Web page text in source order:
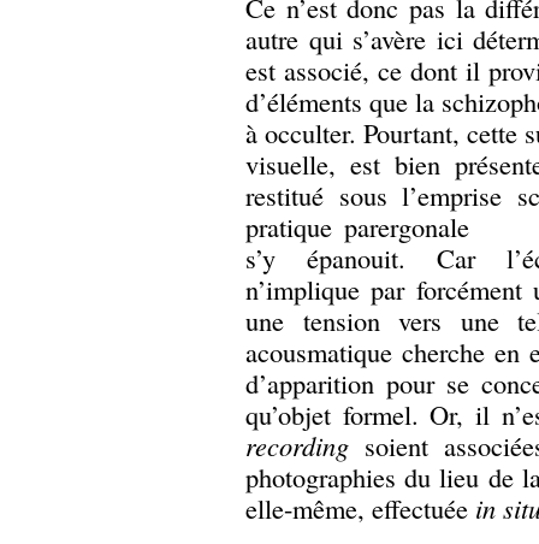
Ce n’est donc pas la
autre qui s’avère ici
est associé, ce dont il
d’éléments que la
à occulter. Pourtant, cette
visuelle, est bien
restitué sous l’emprise
pratique parergonale
s’y épanouit. Car
n’implique par forcément
une tension vers une
acousmatique cherche
d’apparition pour se
qu’objet formel. Or, il
recording soient
photographies du lieu de
elle-même, effectuée in